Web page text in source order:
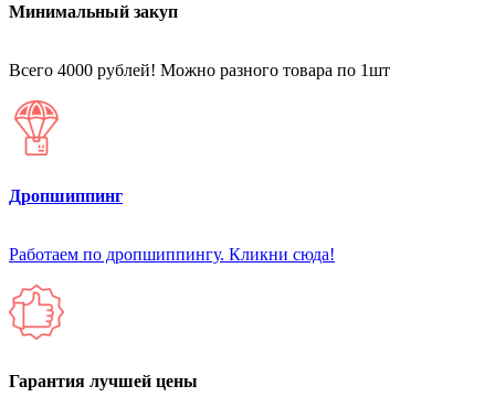
Минимальный закуп
Всего 4000 рублей! Можно разного товара по 1шт
Дропшиппинг
Работаем по дропшиппингу. Кликни сюда!
Гарантия лучшей цены